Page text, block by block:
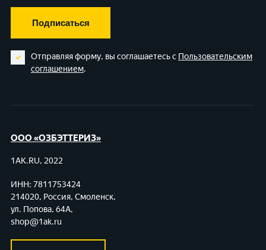
Подписаться
Отправляя форму, вы соглашаетесь с Пользовательским
соглашением.
ООО «ОЗБЭТТЕРИЗ»
1AK.RU, 2022
ИНН: 7811753424
214020, Россия, Смоленск,
ул. Попова, 64А,
shop@1ak.ru